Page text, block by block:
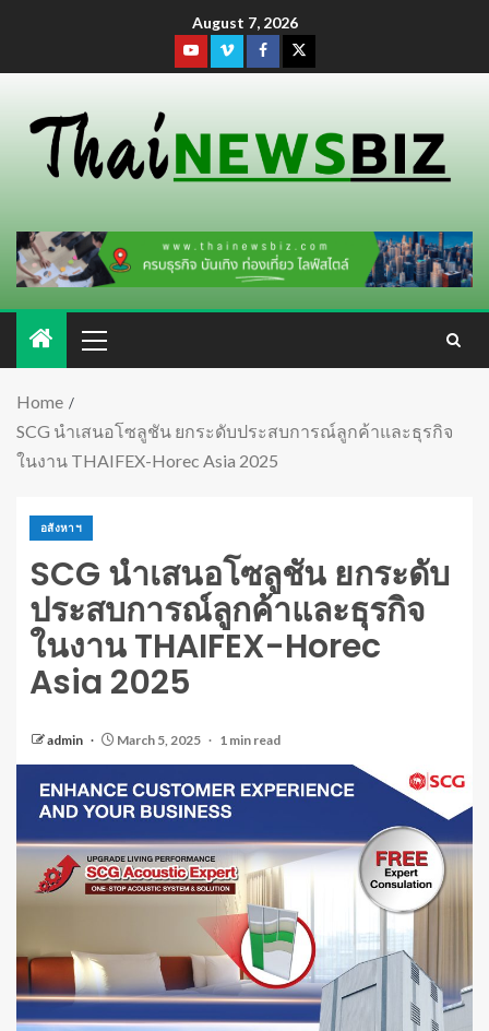
August 7, 2026
Home
SCG นำเสนอโซลูชัน ยกระดับประสบการณ์ลูกค้าและธุรกิจ
ในงาน THAIFEX-Horec Asia 2025
อสังหาฯ
SCG นำเสนอโซลูชัน ยกระดับ
ประสบการณ์ลูกค้าและธุรกิจ
ในงาน THAIFEX-Horec
Asia 2025
admin March 5, 2025 1 min read